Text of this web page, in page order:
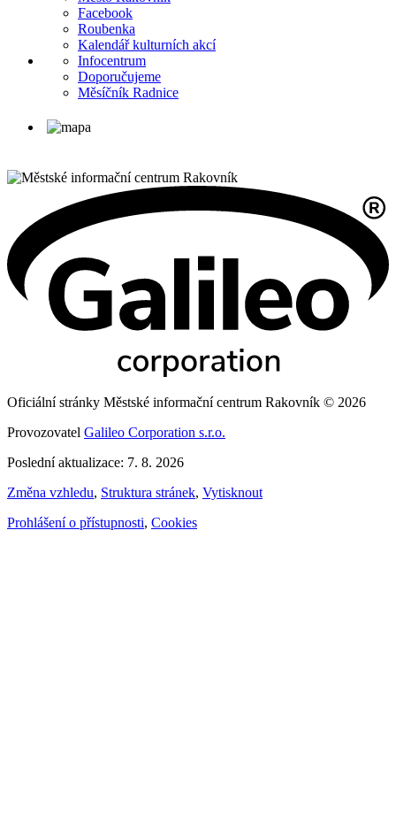
Facebook
Roubenka
Kalendář kulturních akcí
Infocentrum
Doporučujeme
Měsíčník Radnice
Oficiální stránky Městské informační centrum Rakovník © 2026
Provozovatel Galileo Corporation s.r.o.
Poslední aktualizace: 7. 8. 2026
Změna vzhledu, Struktura stránek, Vytisknout
Prohlášení o přístupnosti, Cookies